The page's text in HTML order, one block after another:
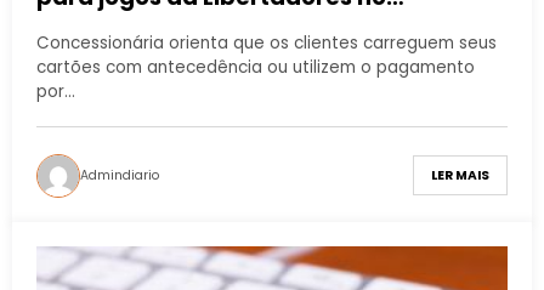
10/04)
Concessionária orienta que os clientes carreguem seus
cartões com antecedência ou utilizem o pagamento
por…
Admindiario LER MAIS